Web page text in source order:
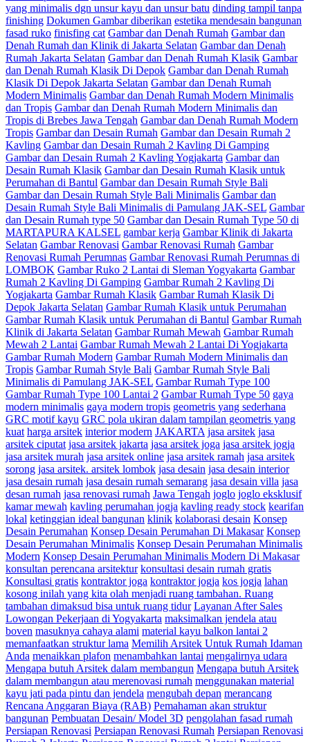
yang minimalis dgn unsur kayu dan unsur batu dinding tampil tanpa
finishing Dokumen Gambar diberikan estetika mendesain bangunan
fasad ruko finisfing cat Gambar dan Denah Rumah Gambar dan
Denah Rumah dan Klinik di Jakarta Selatan Gambar dan Denah
Rumah Jakarta Selatan Gambar dan Denah Rumah Klasik Gambar
dan Denah Rumah Klasik Di Depok Gambar dan Denah Rumah
Klasik Di Depok Jakarta Selatan Gambar dan Denah Rumah
Modern Minimalis Gambar dan Denah Rumah Modern Minimalis
dan Tropis Gambar dan Denah Rumah Modern Minimalis dan
Tropis di Brebes Jawa Tengah Gambar dan Denah Rumah Modern
Tropis Gambar dan Desain Rumah Gambar dan Desain Rumah 2
Kavling Gambar dan Desain Rumah 2 Kavling Di Gamping
Gambar dan Desain Rumah 2 Kavling Yogjakarta Gambar dan
Desain Rumah Klasik Gambar dan Desain Rumah Klasik untuk
Perumahan di Bantul Gambar dan Desain Rumah Style Bali
Gambar dan Desain Rumah Style Bali Minimalis Gambar dan
Desain Rumah Style Bali Minimalis di Pamulang JAK-SEL Gambar
dan Desain Rumah type 50 Gambar dan Desain Rumah Type 50 di
MARTAPURA KALSEL gambar kerja Gambar Klinik di Jakarta
Selatan Gambar Renovasi Gambar Renovasi Rumah Gambar
Renovasi Rumah Perumnas Gambar Renovasi Rumah Perumnas di
LOMBOK Gambar Ruko 2 Lantai di Sleman Yogyakarta Gambar
Rumah 2 Kavling Di Gamping Gambar Rumah 2 Kavling Di
Yogjakarta Gambar Rumah Klasik Gambar Rumah Klasik Di
Depok Jakarta Selatan Gambar Rumah Klasik untuk Perumahan
Gambar Rumah Klasik untuk Perumahan di Bantul Gambar Rumah
Klinik di Jakarta Selatan Gambar Rumah Mewah Gambar Rumah
Mewah 2 Lantai Gambar Rumah Mewah 2 Lantai Di Yogjakarta
Gambar Rumah Modern Gambar Rumah Modern Minimalis dan
Tropis Gambar Rumah Style Bali Gambar Rumah Style Bali
Minimalis di Pamulang JAK-SEL Gambar Rumah Type 100
Gambar Rumah Type 100 Lantai 2 Gambar Rumah Type 50 gaya
modern minimalis gaya modern tropis geometris yang sederhana
GRC motif kayu GRC pola ukiran dalam tampilan geometris yang
kuat harga arsitek interior modern JAKARTA jasa arsitek jasa
arsitek ciputat jasa arsitek jakarta jasa arsitek joga jasa arsitek jogja
jasa arsitek murah jasa arsitek online jasa arsitek ramah jasa arsitek
sorong jasa arsitek. arsitek lombok jasa desain jasa desain interior
jasa desain rumah jasa desain rumah semarang jasa desain villa jasa
desan rumah jasa renovasi rumah Jawa Tengah joglo joglo eksklusif
kamar mewah kavling perumahan jogja kavling ready stock kearifan
lokal ketinggian ideal bangunan klinik kolaborasi desain Konsep
Desain Perumahan Konsep Desain Perumahan Di Makasar Konsep
Desain Perumahan Minimalis Konsep Desain Perumahan Minimalis
Modern Konsep Desain Perumahan Minimalis Modern Di Makasar
konsultan perencana arsitektur konsultasi desain rumah gratis
Konsultasi gratis kontraktor joga kontraktor jogja kos jogja lahan
kosong inilah yang kita olah menjadi ruang tambahan. Ruang
tambahan dimaksud bisa untuk ruang tidur Layanan After Sales
Lowongan Pekerjaan di Yogyakarta maksimalkan jendela atau
boven masuknya cahaya alami material kayu balkon lantai 2
memanfaatkan struktur lama Memilih Arsitek Untuk Rumah Idaman
Anda menaikkan plafon menambahkan lantai mengalirnya udara
Mengapa butuh Arsitek dalam membangun Mengapa butuh Arsitek
dalam membangun atau merenovasi rumah menggunakan material
kayu jati pada pintu dan jendela mengubah depan merancang
Rencana Anggaran Biaya (RAB) Pemahaman akan struktur
bangunan Pembuatan Desain/ Model 3D pengolahan fasad rumah
Persiapan Renovasi Persiapan Renovasi Rumah Persiapan Renovasi